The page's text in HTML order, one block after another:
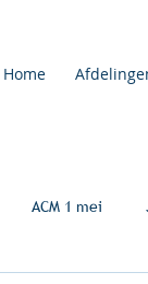
Home
ACM 1 mei